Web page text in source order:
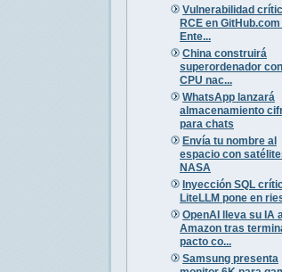
Vulnerabilidad
RCE en
Ente...
China construirá
superordenador
CPU nac...
WhatsApp lanzará
almacenamiento
para chats
Envía tu nombre al
espacio con
NASA
Inyección SQL
LiteLLM pone en
OpenAI lleva su IA a
Amazon tras
pacto co...
Samsung presenta